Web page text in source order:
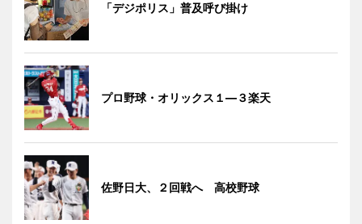
「デジポリス」普及呼び掛け
プロ野球・オリックス１―３楽天
佐野日大、２回戦へ 高校野球